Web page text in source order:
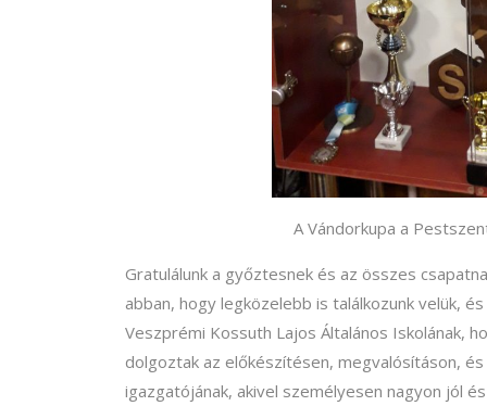
A Vándorkupa a
Gratulálunk a győztesnek és az összes
abban, hogy legközelebb is találkozunk velük,
Veszprémi Kossuth Lajos Általános Iskolának,
dolgoztak az előkészítésen, megvalósításon,
igazgatójának, akivel személyesen nagyon jól